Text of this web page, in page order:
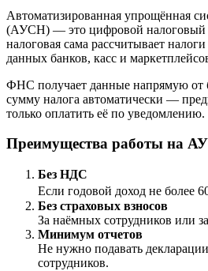
Автоматизированная упрощённая
(АУСН) — это цифровой налоговый
налоговая сама рассчитывает
данных банков, касс и
ФНС получает данные напрямую от
сумму налога автоматически —
только оплатить её по уведомлению.
Преимущества работы на
Без НДС
Если годовой доход не более
Без страховых взносов
За наёмных сотрудников или
Минимум отчетов
Не нужно подавать декларации
сотрудников.